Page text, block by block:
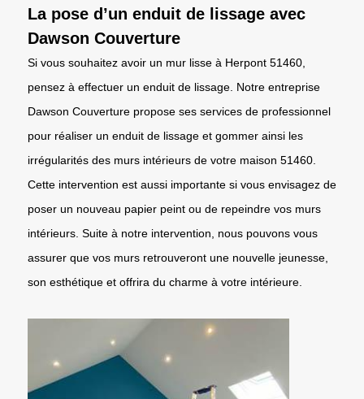
La pose d’un enduit de lissage avec
Dawson Couverture
Si vous souhaitez avoir un mur lisse à Herpont 51460,
pensez à effectuer un enduit de lissage. Notre entreprise
Dawson Couverture propose ses services de professionnel
pour réaliser un enduit de lissage et gommer ainsi les
irrégularités des murs intérieurs de votre maison 51460.
Cette intervention est aussi importante si vous envisagez de
poser un nouveau papier peint ou de repeindre vos murs
intérieurs. Suite à notre intervention, nous pouvons vous
assurer que vos murs retrouveront une nouvelle jeunesse,
son esthétique et offrira du charme à votre intérieure.